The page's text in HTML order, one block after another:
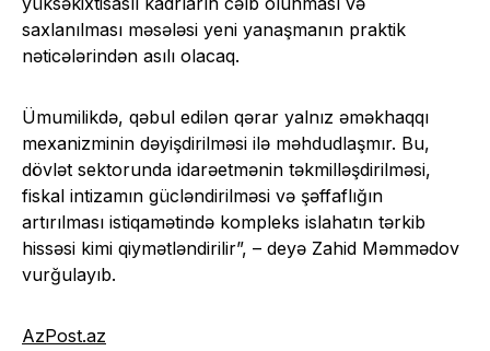
saxlanılması məsələsi yeni yanaşmanın praktik
nəticələrindən asılı olacaq.
Ümumilikdə, qəbul edilən qərar yalnız əməkhaqqı
mexanizminin dəyişdirilməsi ilə məhdudlaşmır. Bu,
dövlət sektorunda idarəetmənin təkmilləşdirilməsi,
fiskal intizamın gücləndirilməsi və şəffaflığın
artırılması istiqamətində kompleks islahatın tərkib
hissəsi kimi qiymətləndirilir”, – deyə Zahid Məmmədov
vurğulayıb.
AzPost.az